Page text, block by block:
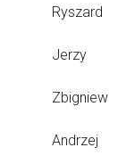
Ryszard
Jerzy
Zbigniew
Andrzej